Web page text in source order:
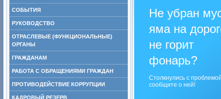
СОБЫТИЯ
РУКОВОДСТВО
ОТРАСЛЕВЫЕ (ФУНКЦИОНАЛЬНЫЕ)
ОРГАНЫ
ГРАЖДАНАМ
РАБОТА С ОБРАЩЕНИЯМИ ГРАЖДАН
ПРОТИВОДЕЙСТВИЕ КОРРУПЦИИ
КАДРОВЫЙ РЕЗЕРВ
Не убран
яма на
не горит
фонарь?
Столкнулись с
сообщите о ней!